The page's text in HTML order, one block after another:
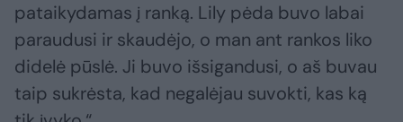
pataikydamas į ranką. Lily pėda buvo labai
paraudusi ir skaudėjo, o man ant rankos liko
didelė pūslė. Ji buvo išsigandusi, o aš buvau
taip sukrėsta, kad negalėjau suvokti, kas ką